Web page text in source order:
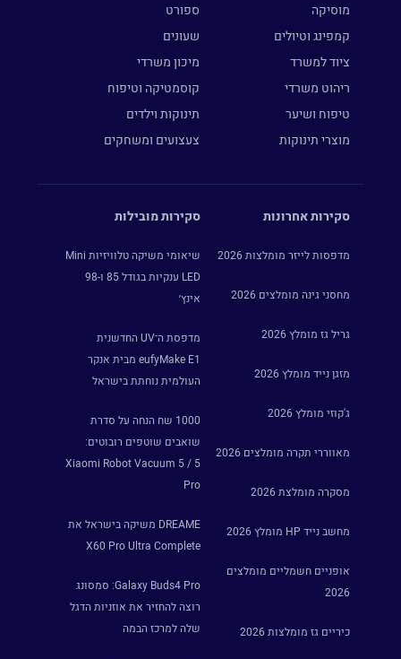
מוסיקה
ספורט
קמפינג וטיולים
שעונים
ציוד למשרד
מיכון משרדי
ריהוט משרדי
קוסמטיקה וטיפוח
טיפוח ושיער
תינוקות וילדים
מוצרי תינוקות
צעצועים ומשחקים
סקירות אחרונות
מדפסות לייזר מומלצות 2026
מחסני גינה מומלצים 2026
גריל גז מומלץ 2026
מזגן נייד מומלץ 2026
ג'קוזי מומלץ 2026
מאווררי תקרה מומלצים 2026
מסקרה מומלצת 2026
מחשב נייד HP מומלץ 2026
אופניים חשמליים מומלצים
2026
כיריים גז מומלצות 2026
סקירות מובילות
שיאומי משיקה טלוויזיות Mini
LED ענקיות בגודל 85 ו-98
אינץ׳
מדפסת ה־UV החדשנית
eufyMake E1 מבית אנקר
העולמית נוחתת בישראל
1000 שח הנחה על סדרת
שואבים שוטפים רובוטים:
Xiaomi Robot Vacuum 5 / 5
Pro
DREAME משיקה בישראל את
X60 Pro Ultra Complete
Galaxy Buds4 Pro: סמסונג
רוצה להחזיר את אוזניות הדגל
שלה למרכז הבמה